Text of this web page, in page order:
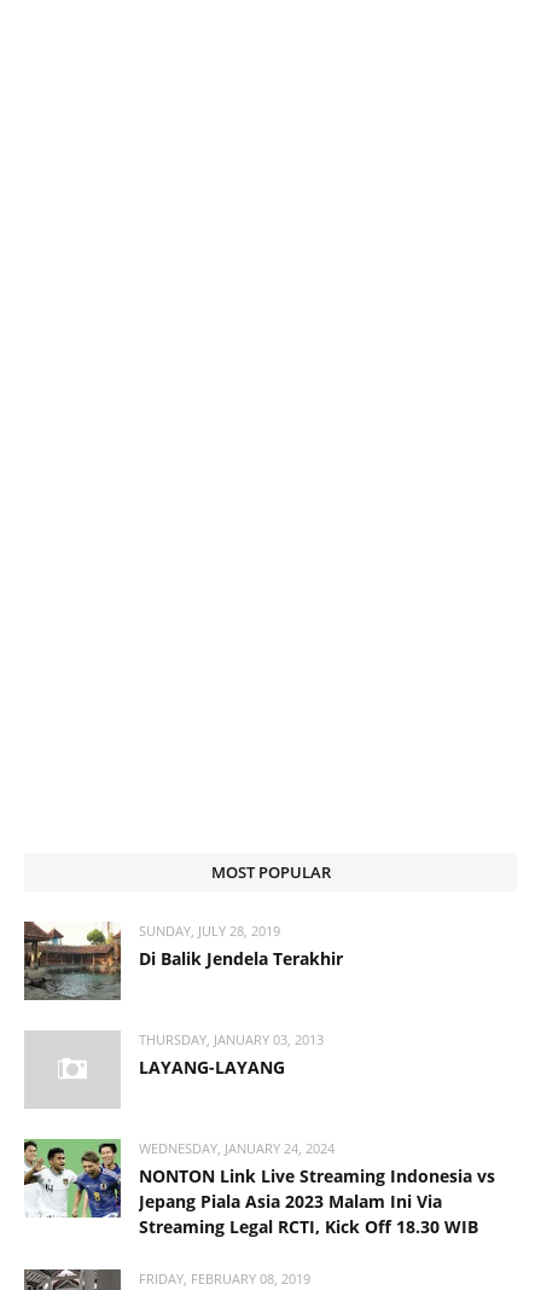
MOST POPULAR
SUNDAY, JULY 28, 2019
Di Balik Jendela Terakhir
THURSDAY, JANUARY 03, 2013
LAYANG-LAYANG
WEDNESDAY, JANUARY 24, 2024
NONTON Link Live Streaming Indonesia vs
Jepang Piala Asia 2023 Malam Ini Via
Streaming Legal RCTI, Kick Off 18.30 WIB
FRIDAY, FEBRUARY 08, 2019